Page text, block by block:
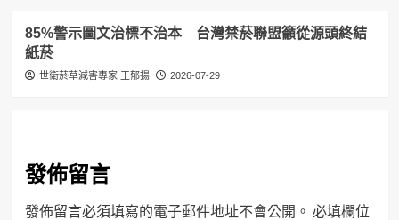
85%警示圖文治標不治本 台灣禁菸聯盟籲從源頭終結
紙菸
世衛菸草減害專家 王郁揚 2026-07-29
發佈留言
發佈留言必須填寫的電子郵件地址不會公開。 必填欄位